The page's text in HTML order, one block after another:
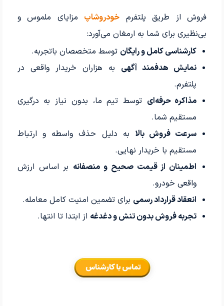
فروش از طریق پلتفرم خودروشاپ مزایای ملموس و
بی‌نظیری برای شما به ارمغان می‌آورد:
کارشناسی کامل و رایگان توسط متخصصان باتجربه.
نمایش هدفمند آگهی به هزاران خریدار واقعی در
پلتفرم.
مذاکره حرفه‌ای توسط تیم ما، بدون نیاز به درگیری
مستقیم شما.
سرعت فروش بالا به دلیل حذف واسطه و ارتباط
مستقیم با خریدار نهایی.
اطمینان از قیمت صحیح و منصفانه بر اساس ارزش
واقعی خودرو.
انعقاد قرارداد رسمی برای تضمین امنیت کامل معامله.
تجربه فروش بدون تنش و دغدغه از ابتدا تا انتها.